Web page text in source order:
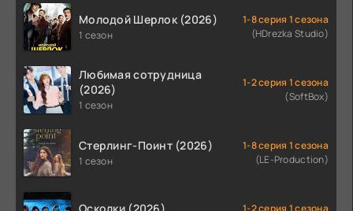
Молодой Шерлок (2026)
1 сезон
1-8 серия 1 сезона
(HDrezka Studio)
Любимая сотрудница
(2026)
1 сезон
1-2 серия 1 сезона
(SoftBox)
Стерлинг-Поинт (2026)
1 сезон
1-8 серия 1 сезона
(LE-Production)